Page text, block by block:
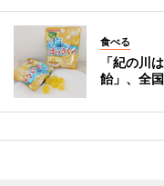
食べる
「紀の川
飴」、全